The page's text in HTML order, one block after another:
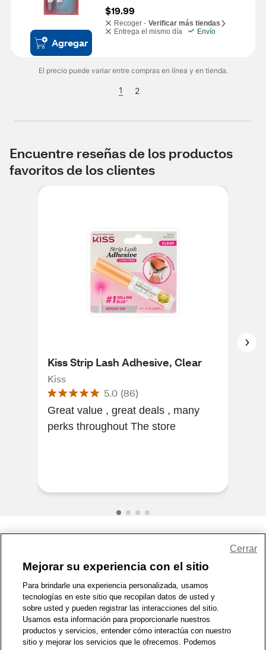
Agregar
$19.99
Recoger - Verificar más tiendas
Entrega el mismo día
Envío
El precio puede variar entre compras en línea y en tienda.
1 2
Encuentre reseñas de los productos
favoritos de los clientes
Kiss Strip Lash Adhesive, Clear
Kiss
5.0 (86)
Great value , great deals , many
perks throughout The store
1-800-679-9691 | Contáctenos | Términos de Uso | Accesibilidad
Política de Privacidad | WA Privacy Policy | Mapa del sitio
Zona de Bienestar | © 1999 - 2026 CVS.com
Mejorar su experiencia con el sitio
Para brindarle una experiencia personalizada, usamos
tecnologías en este sitio que recopilan datos de usted y
sobre usted y pueden registrar las interacciones del sitio.
Usamos esta información para proporcionarle nuestros
productos y servicios, entender cómo interactúa con nuestro
sitio y mejorar los servicios que le ofrecemos. Podemos
Cerrar